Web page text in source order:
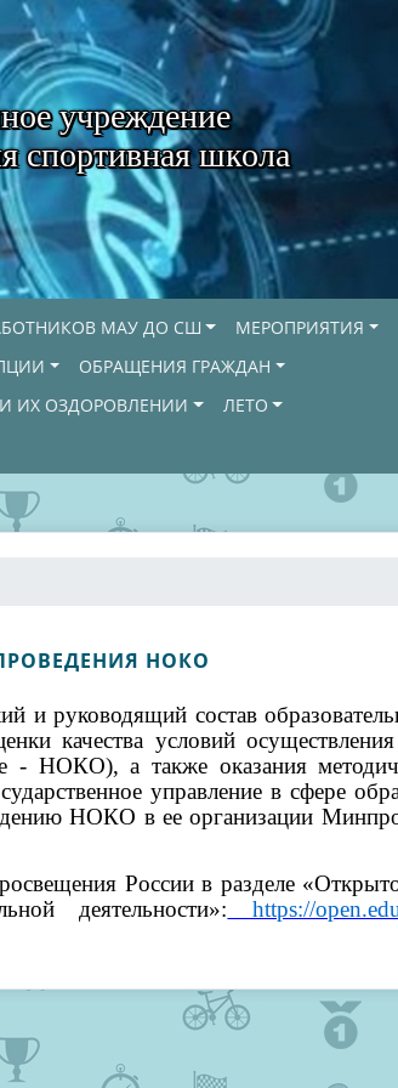
учреждение
спортивная школа
МАУ ДО СШ
МЕРОПРИЯТИЯ
ОБРАЩЕНИЯ ГРАЖДАН
ИХ ОЗДОРОВЛЕНИИ
ЛЕТО
НОКО
и руководящий состав
качества условий осуществления
- НОКО), а также оказания
управление в сфере
НОКО в ее организации
России в разделе
деятельности»: https://